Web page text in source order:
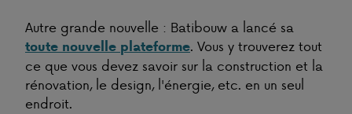
Autre grande nouvelle : Batibouw a lancé sa
toute nouvelle plateforme. Vous y trouverez tout
ce que vous devez savoir sur la construction et la
rénovation, le design, l'énergie, etc. en un seul
endroit.